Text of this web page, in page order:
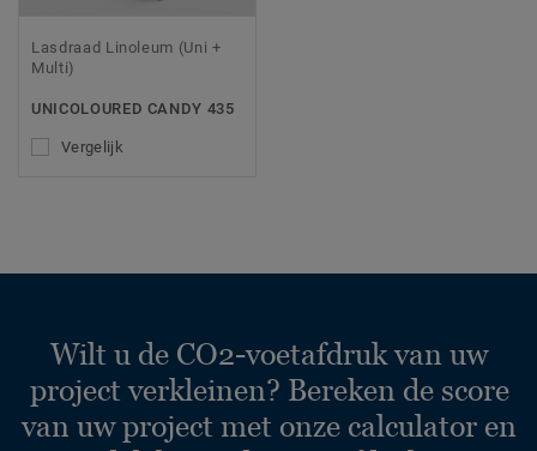
Lasdraad Linoleum (Uni +
Multi)
UNICOLOURED CANDY 435
Vergelijk
Wilt u de CO2-voetafdruk van uw
project verkleinen? Bereken de score
van uw project met onze calculator en